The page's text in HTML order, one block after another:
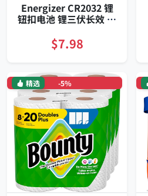
Energizer CR2032 锂
钮扣电池 锂三伏长效 存
适配AirTag钥匙遥控器
$7.98
-5%
精选